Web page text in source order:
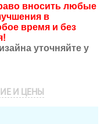
вносить любые
в
время и без
уточняйте у
И ЦЕНЫ